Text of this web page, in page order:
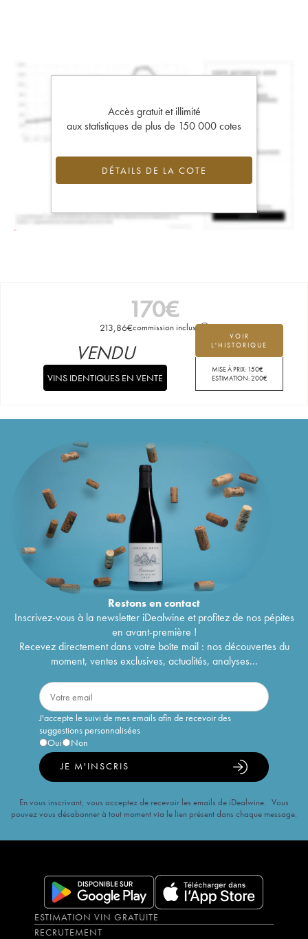
Accès gratuit et illimité
aux statistiques de plus de 150 000 cotes
DÉTAILS DE LA COTE
170€
213,86€commission incluse
VOIR
L'HISTORIQUE
MISE À PRIX: 150€
ESTIMATION:200€
VENDU
VINS IDENTIQUES EN VENTE
Restons encontact
Inscrivez-vous à la newsletter iDealwine et profitez de nos pépites
en avant-première !
Recevez directement dans votre boîte mail : nos découvertes du
moment, ventes exclusives, actualités, analyses...
J'accepte le suivi de mes emails afin de recevoir des
suggestions personnalisées
Oui
Non
JE M'INSCRIS
En vous inscrivant, vous acceptez de recevoir les emails de iDealwine. Vous
pouvez vous désabonner à tout moment via le lien présent dans chaque message.
ESTIMATION VIN GRATUITE
RECRUTEMENT